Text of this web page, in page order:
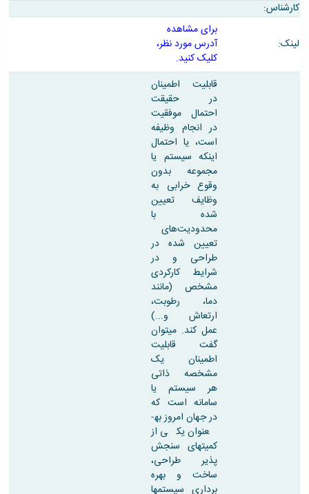
پژوهشی
کمیته
آئین
و
گروه
نشریات
مهندسیکارشناس:
لینک:
برای مشاهده
آدرس مورد نظر،
کلیک کنید.
قابلیت اطمینان
در حقیقت
احتمال موفقیت
در انجام وظیفه
است، یا احتمال
اینکه سیستم یا
مجموعه بدون
وقوع خرابی به
وظایف تعیین
شده با
محدودیت‌های
تعیین شده در
طراحی و در
شرایط کارکردی
مشخص (مانند
دما، رطوبت،
ارتعاش و...)
عمل کند. میتوان
گفت قابلیت
اطمینان یک
مشخصه ذاتی
هر سیستم یا
سامانه است که
در جهان امروز به­
عنوان یکی از
کمیت­های سنجش
پذیر طراحی،
ساخت و بهره
برداری سیستمها